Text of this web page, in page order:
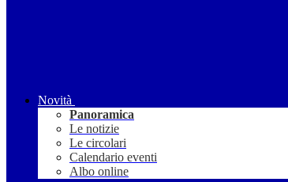
Novità
Panoramica
Le notizie
Le circolari
Calendario eventi
Albo online